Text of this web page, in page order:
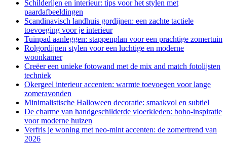
Schilderijen en interieur: tips voor het stylen met
paardafbeeldingen
Scandinavisch landhuis gordijnen: een zachte tactiele
toevoeging voor je interieur
Tuinpad aanleggen: stappenplan voor een prachtige zomertuin
Rolgordijnen stylen voor een luchtige en moderne
woonkamer
Creëer een unieke fotowand met de mix and match fotolijsten
techniek
Okergeel interieur accenten: warmte toevoegen voor lange
zomeravonden
Minimalistische Halloween decoratie: smaakvol en subtiel
De charme van handgeschilderde vloerkleden: boho-inspiratie
voor moderne huizen
Verfris je woning met neo-mint accenten: de zomertrend van
2026